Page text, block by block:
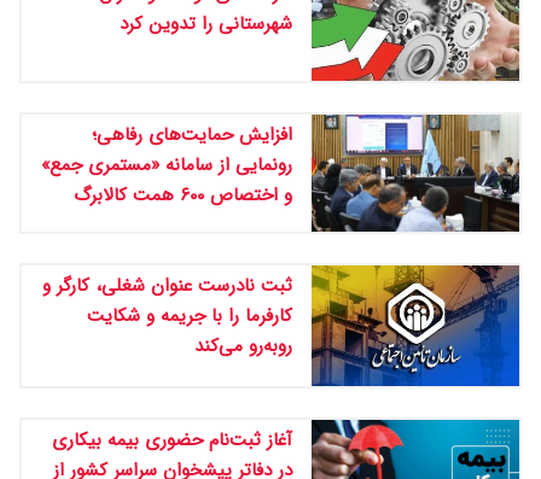
شهرستانی را تدوین کرد
افزایش حمایت‌های رفاهی؛
رونمایی از سامانه «مستمری جمع»
و اختصاص ۶۰۰ همت کالابرگ
ثبت نادرست عنوان شغلی، کارگر و
کارفرما را با جریمه و شکایت
روبه‌رو می‌کند
آغاز ثبت‌نام حضوری بیمه بیکاری
در دفاتر پیشخوان سراسر کشور از